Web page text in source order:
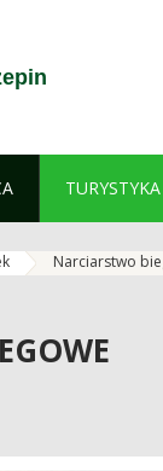
TURYSTYKA
Narciarstwo